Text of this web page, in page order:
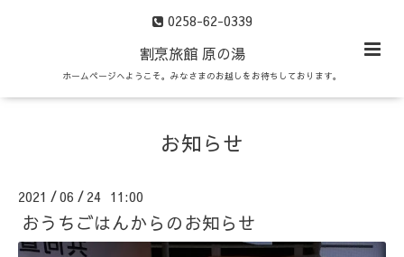
0258-62-0339
割烹旅館 原の湯
ホームページへようこそ。みなさまのお越しをお待ちしております。
お知らせ
2021 /06 / 24 11:00
おうちごはんからのお知らせ